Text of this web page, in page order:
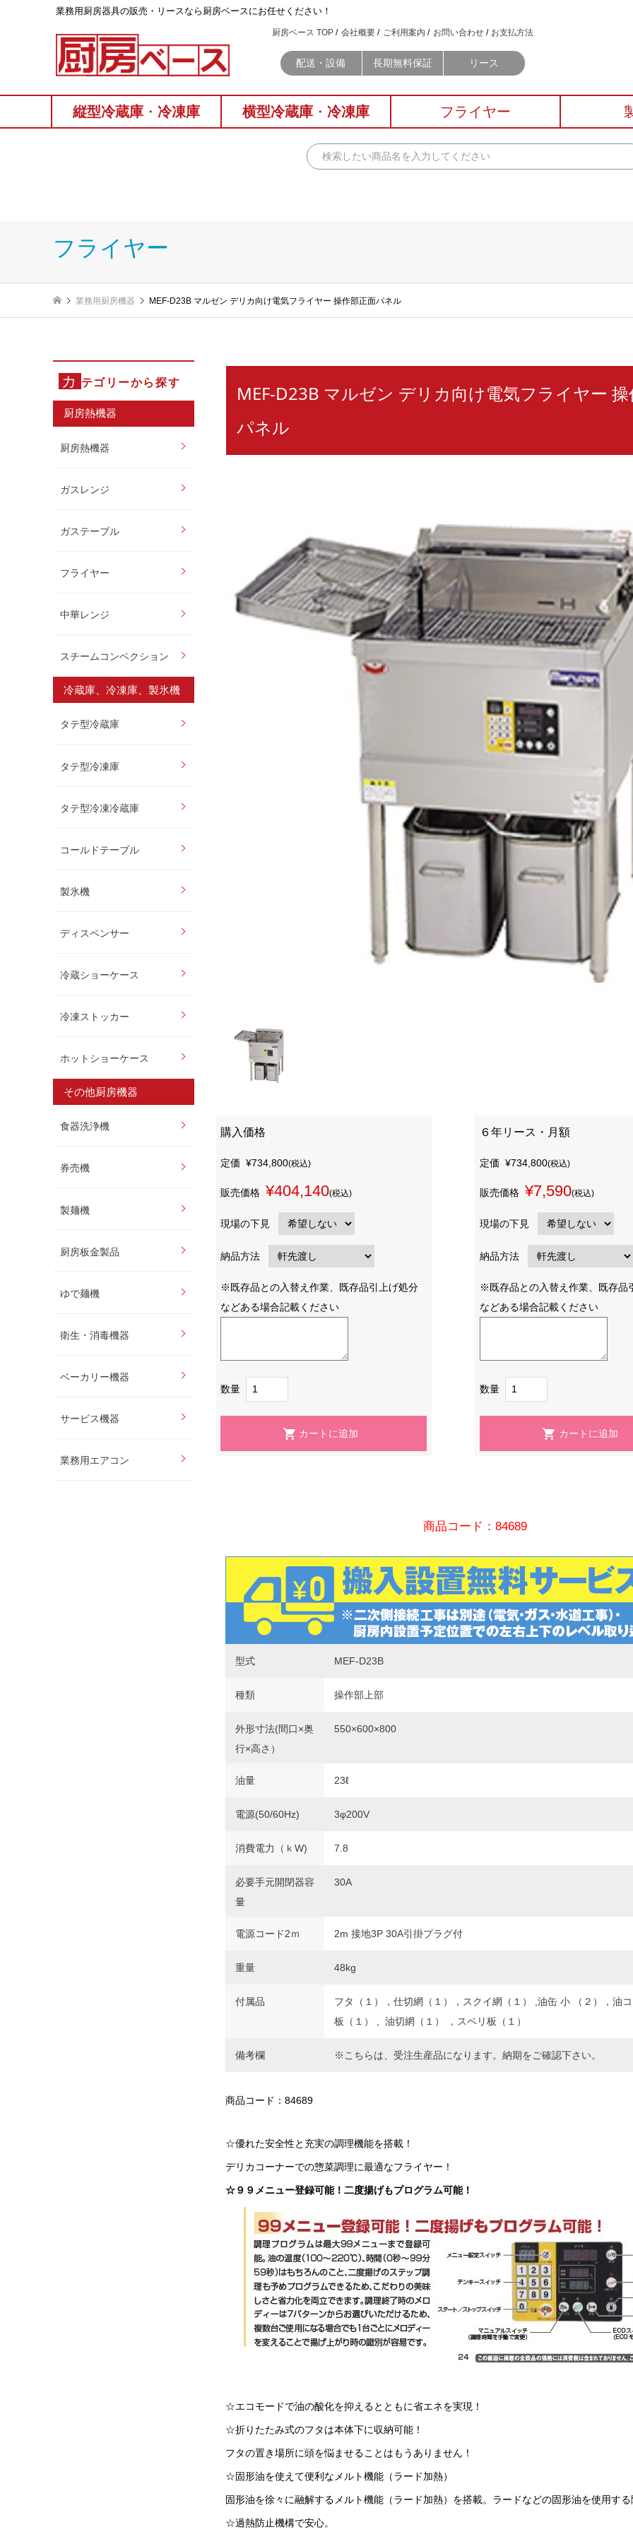
業務⽤厨房器具の販売・リースなら厨房ベースにお任せください！
厨房ベース TOP 会社概要 ご利用案内 お問い合わせ お支払方法
配送・設備 長期無料保証 リース
縦型冷蔵庫 ・ 冷凍庫 横型冷蔵庫 ・ 冷凍庫 フライヤー
フライヤー
業務用厨房機器 MEF-D23B マルゼン デリカ向け電気フライヤー 操作部正面パネル
カ テゴリーから探す
厨房熱機器
厨房熱機器
ガスレンジ
ガステーブル
フライヤー
中華レンジ
スチームコンベクション
冷蔵庫、冷凍庫、製氷機
タテ型冷蔵庫
タテ型冷凍庫
タテ型冷凍冷蔵庫
コールドテーブル
製氷機
ディスペンサー
冷蔵ショーケース
冷凍ストッカー
ホットショーケース
その他厨房機器
食器洗浄機
券売機
製麺機
厨房板金製品
ゆで麺機
衛生・消毒機器
ベーカリー機器
サービス機器
業務用エアコン
MEF-D23B マルゼン デリカ向け電気フライヤー
パネル
購入価格
定価 ¥734,800(税込)
販売価格 ¥404,140(税込)
現場の下見
納品方法
※既存品との入替え作業、既存品引上げ処分
などある場合記載ください
数量
６年リース・月額
定価 ¥734,800(税込)
販売価格 ¥7,590(税込)
現場の下見
納品方法
※既存品との入替え作業、既存品
などある場合記載ください
数量
商品コード：84689
型式 MEF-D23B
種類 操作部上部
外形寸法(間口×奥
行×高さ）
550×600×800
油量 23ℓ
電源(50/60Hz) 3φ200V
消費電力（ｋW) 7.8
必要手元開閉器容
量
30A
電源コード2ｍ 2m 接地3P 30A引掛プラグ付
重量 48kg
付属品
フタ（１），仕切網（１），スクイ網（１） ,油缶 小 （２），油
板（１） , 油切網（１） ，スベリ板（１）
備考欄 ※こちらは、受注生産品になります。納期をご確認下さい。
商品コード：84689
☆優れた安全性と充実の調理機能を搭載！
デリカコーナーでの惣菜調理に最適なフライヤー！
☆９９メニュー登録可能！二度揚げもプログラム可能！
☆エコモードで油の酸化を抑えるとともに省エネを実現！
☆折りたたみ式のフタは本体下に収納可能！
フタの置き場所に頭を悩ませることはもうありません！
☆固形油を使えて便利なメルト機能（ラード加熱）
固形油を徐々に融解するメルト機能（ラード加熱）を搭載。ラードなどの固形油を使用する
☆過熱防止機構で安心。